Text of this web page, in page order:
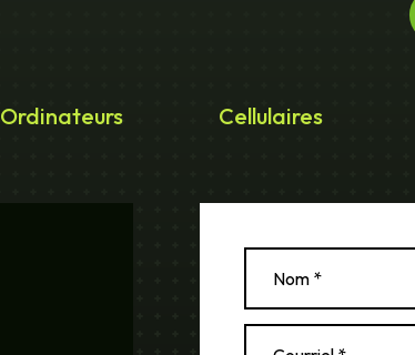
Ordinateurs Cellulaires